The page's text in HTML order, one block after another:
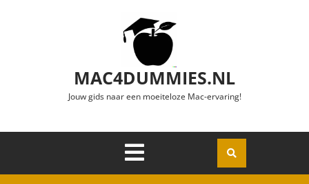
MAC4DUMMIES.NL
Jouw gids naar een moeiteloze Mac-ervaring!
Openen